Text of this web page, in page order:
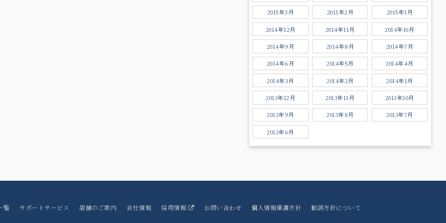
2015年3月 2015年2月 2015年1月
2014年12月 2014年11月 2014年10月
2014年9月 2014年8月 2014年7月
2014年6月 2014年5月 2014年4月
2014年3月 2014年2月 2014年1月
2013年12月 2013年11月 2013年10月
2013年9月 2013年8月 2013年7月
2013年6月
覧 サポートサービス 店舗のご案内 会社情報 採用情報 お問い合わせ 個人情報保護方針 勧誘方針について